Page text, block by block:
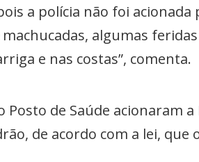
a polícia não foi
algumas
e nas costas”, comenta.
Posto de Saúde acionaram
de acordo com a lei,